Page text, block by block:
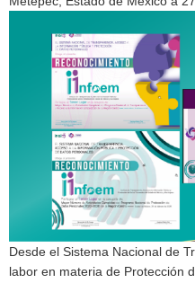
Desde el Sistema Nacional de
labor en materia de Protección